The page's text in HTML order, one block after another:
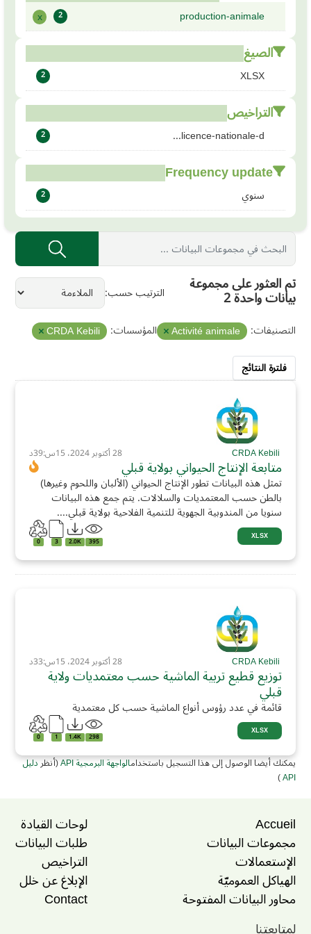
production-animale
2
x
الصيغ
XLSX
2
التراخيص
licence-nationale-d...
2
Frequency update
سنوي 2
الترتيب حسب تم العثور على مجموعة
بيانات واحدة 2
التصنيفات: Activité animale المؤسسات: CRDA Kebili
فلترة النتائج
28 أكتوبر 2024، 15س:39د
متابعة الإنتاج الحيواني بولاية قبلي
تمثل هذه البيانات تطور الإنتاج الحيواني (الألبان واللحوم وغيرها)
بالطن حسب المعتمديات والسلالات. يتم جمع هذه البيانات
سنويا من المندوبية الجهوية للتنمية الفلاحية بولاية قبلي....
XLSX
395
2.0K
3
0
28 أكتوبر 2024، 15س:33د
توزيع قطيع تربية الماشية حسب معتمديات ولاية
قبلي
قائمة في عدد رؤوس أنواع الماشية حسب كل معتمدية
XLSX
298
1.4K
1
0
يمكنك أيضا الوصول إلى هذا التسجيل باستخدامالواجهة البرمجية API (أنظردليل
API
)
Accueil
مجموعات البيانات
الإستعمالات
الهياكل العموميّة
محاور البيانات المفتوحة
لوحات القيادة
طلبات البيانات
التراخيص
الإبلاغ عن خلل
Contact